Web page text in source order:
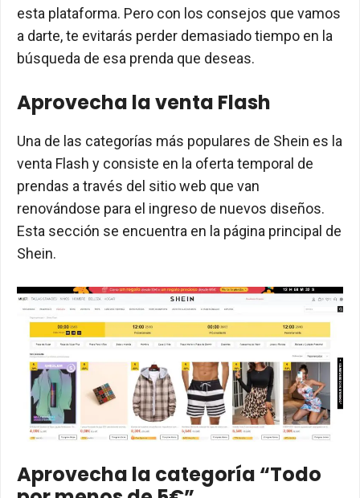
esta plataforma. Pero con los consejos que vamos
a darte, te evitarás perder demasiado tiempo en la
búsqueda de esa prenda que deseas.
Aprovecha la venta Flash
Una de las categorías más populares de Shein es la
venta Flash y consiste en la oferta temporal de
prendas a través del sitio web que van
renovándose para el ingreso de nuevos diseños.
Esta sección se encuentra en la página principal de
Shein.
Aprovecha la categoría “Todo